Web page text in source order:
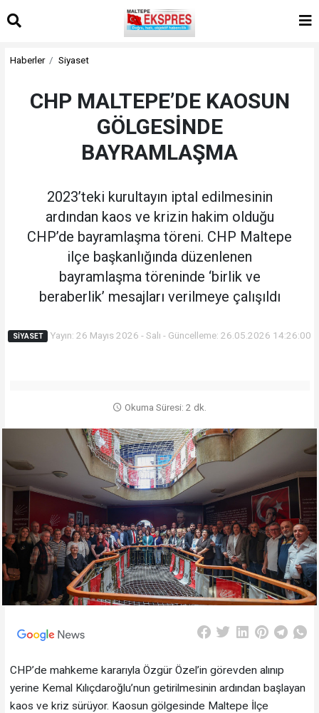
Haberler Siyaset
CHP MALTEPE’DE KAOSUN
GÖLGESİNDE
BAYRAMLAŞMA
2023’teki kurultayın iptal edilmesinin
ardından kaos ve krizin hakim olduğu
CHP’de bayramlaşma töreni. CHP Maltepe
ilçe başkanlığında düzenlenen
bayramlaşma töreninde ‘birlik ve
beraberlik’ mesajları verilmeye çalışıldı
SIYASET Yayın: 26 Mayıs 2026 - Salı - Güncelleme: 26.05.2026 14:26:00
Okuma Süresi: 2 dk.
CHP’de mahkeme kararıyla Özgür Özel’in görevden alınıp
yerine Kemal Kılıçdaroğlu’nun getirilmesinin ardından başlayan
kaos ve kriz sürüyor. Kaosun gölgesinde Maltepe İlçe